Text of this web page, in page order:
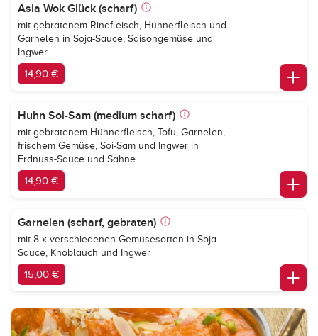
Asia Wok Glück (scharf)
mit gebratenem Rindfleisch, Hühnerfleisch und
Garnelen in Soja-Sauce, Saisongemüse und
Ingwer
14,90 €
Huhn Soi-Sam (medium scharf)
mit gebratenem Hühnerfleisch, Tofu, Garnelen,
frischem Gemüse, Soi-Sam und Ingwer in
Erdnuss-Sauce und Sahne
14,90 €
Garnelen (scharf, gebraten)
mit 8 x verschiedenen Gemüsesorten in Soja-
Sauce, Knoblauch und Ingwer
15,00 €